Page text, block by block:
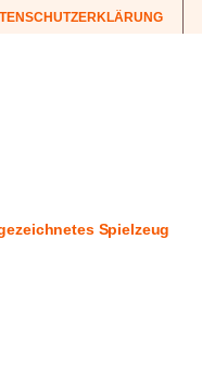
Spielzeug